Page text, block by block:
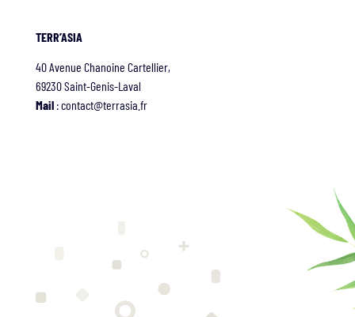
TERR’ASIA
40 Avenue Chanoine Cartellier,
69230 Saint-Genis-Laval
Mail : contact@terrasia.fr